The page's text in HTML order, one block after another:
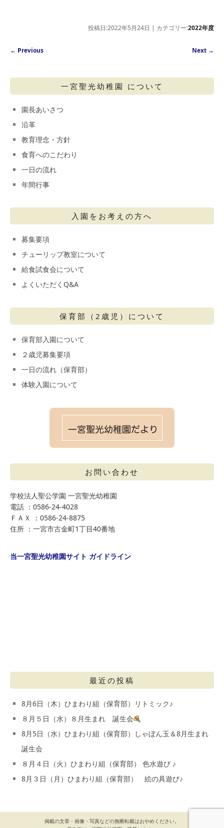
投稿日:2022年5月24日 | カテゴリー:2022年度
Post navigation
← Previous Next →
一宮聖光幼稚園 について
園長あいさつ
沿革
教育理念・方針
食育へのこだわり
一日の流れ
年間行事
入園をお考えの方へ
募集要項
チューリップ教室について
給食試食会について
よくいただくQ&A
保育部（2歳児）について
保育部入園について
２歳児募集要項
一日の流れ（保育部）
体験入園について
お問い合わせ
学校法人聖公学園 一宮聖光幼稚園
電話 ：0586-24-4028
ＦＡＸ ：0586-24-8875
住所 ：一宮市古金町1丁目40番地
当一宮聖光幼稚園サイト ガイドライン
最近の投稿
8月6日（木）ひまわり組（保育部）リトミック♪
８月５日（水）８月生まれ 誕生会
8月5日（水）ひまわり組（保育部）しゃぼん玉＆8月生まれ
誕生会
８月４日（火）ひまわり組（保育部） 色水遊び ♪
8月３日（月）ひまわり組（保育部） 絵の具遊び♪
掲載の文章・画像・写真などの無断転載はおやめください。